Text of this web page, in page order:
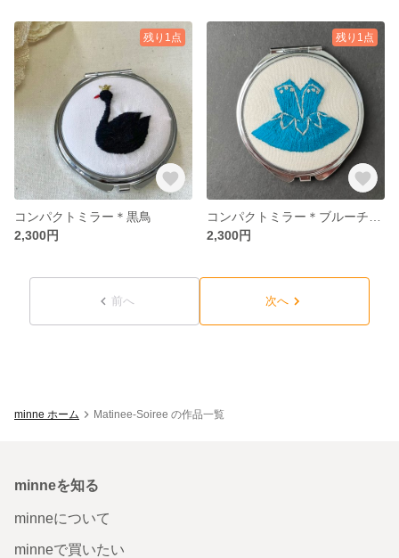
残り1点
コンパクトミラー＊黒鳥
2,300円
残り1点
2,300円
前へ 次へ
minne ホーム Matinee-Soiree の作品一覧
minneを知る
minneについて
minneで買いたい